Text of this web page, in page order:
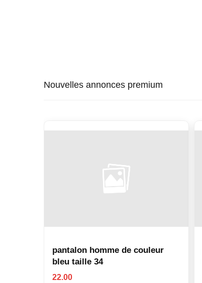
Nouvelles annonces premium
pantalon homme de couleur
bleu taille 34
22.00